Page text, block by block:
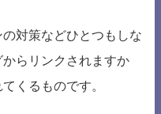
対策などひとつもしな
らリンクされますか
くるものです。